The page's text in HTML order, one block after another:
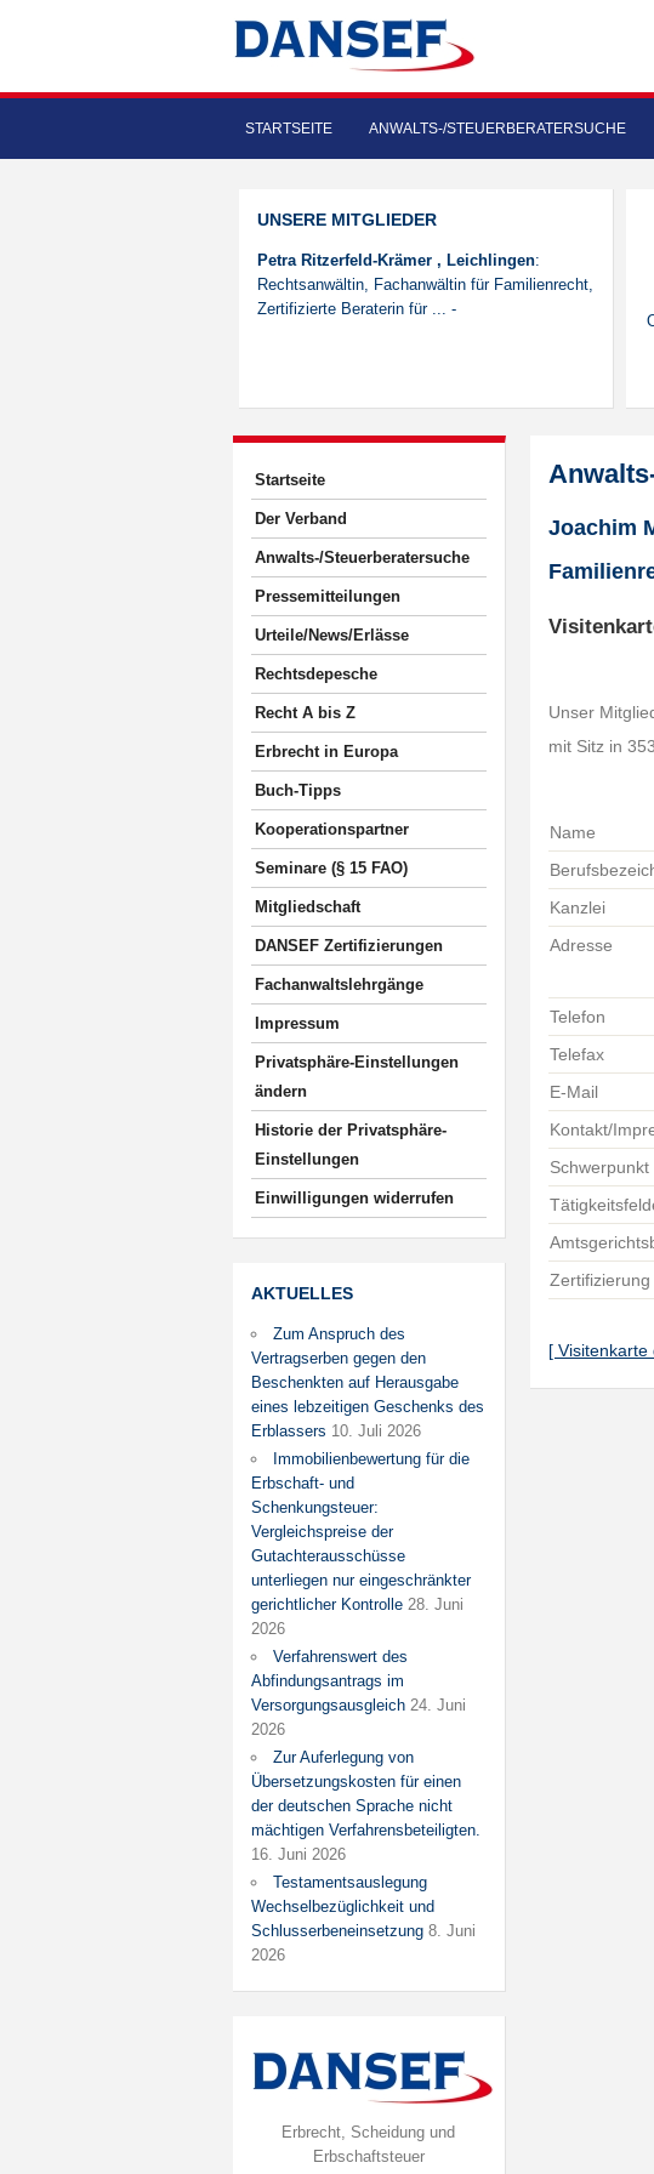
STARTSEITE ANWALTS-/STEUERBERATERSUCHE
UNSERE MITGLIEDER
Petra Ritzerfeld-Krämer , Leichlingen:
Rechtsanwältin, Fachanwältin für Familienrecht,
Zertifizierte Beraterin für ... -
Startseite
Der Verband
Anwalts-/Steuerberatersuche
Pressemitteilungen
Urteile/News/Erlässe
Rechtsdepesche
Recht A bis Z
Erbrecht in Europa
Buch-Tipps
Kooperationspartner
Seminare (§ 15 FAO)
Mitgliedschaft
DANSEF Zertifizierungen
Fachanwaltslehrgänge
Impressum
Privatsphäre-Einstellungen
ändern
Historie der Privatsphäre-
Einstellungen
Einwilligungen widerrufen
AKTUELLES
Zum Anspruch des
Vertragserben gegen den
Beschenkten auf Herausgabe
eines lebzeitigen Geschenks des
Erblassers 10. Juli 2026
Immobilienbewertung für die
Erbschaft- und
Schenkungsteuer:
Vergleichspreise der
Gutachterausschüsse
unterliegen nur eingeschränkter
gerichtlicher Kontrolle 28. Juni
2026
Verfahrenswert des
Abfindungsantrags im
Versorgungsausgleich 24. Juni
2026
Zur Auferlegung von
Übersetzungskosten für einen
der deutschen Sprache nicht
mächtigen Verfahrensbeteiligten.
16. Juni 2026
Testamentsauslegung
Wechselbezüglichkeit und
Schlusserbeneinsetzung 8. Juni
2026
Erbrecht, Scheidung und
Erbschaftsteuer
Joachim
Unser
mit Sitz in
Name
Kanzlei
Adresse
Telefon
Telefax
E-Mail
Kontakt/
Schwerpunkt
Zertifizierung
[ Visitenkarte